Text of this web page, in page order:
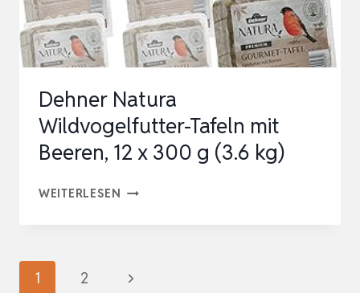
Dehner Natura
Wildvogelfutter-Tafeln mit
Beeren, 12 x 300 g (3.6 kg)
WEITERLESEN DEHNER
MIT
Seitennavigation
1 2 Nächste